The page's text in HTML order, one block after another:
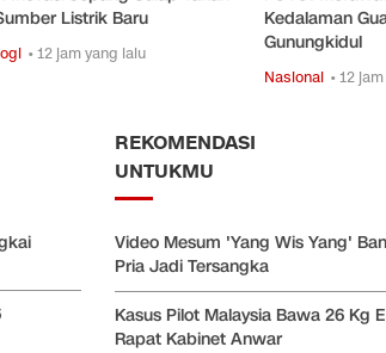
Listrik Baru
• 12 jam yang lalu
Kedalaman
Gunungkidul
Nasional • 12
REKOMENDASI
UNTUKMU
Video Mesum 'Yang Wis Yang'
Pria Jadi Tersangka
Kasus Pilot Malaysia Bawa 26 Kg
Rapat Kabinet Anwar